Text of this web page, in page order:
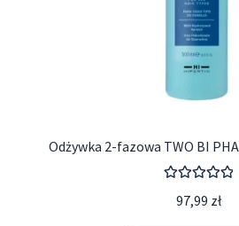
Odżywka 2-fazowa TWO BI
5.00
na 5
97,99 zł